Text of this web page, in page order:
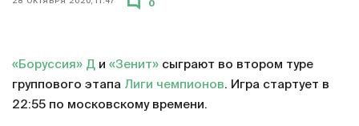
0
«Боруссия» Д и «Зенит» сыграют во втором туре
группового этапа Лиги чемпионов. Игра стартует в
22:55 по московскому времени.